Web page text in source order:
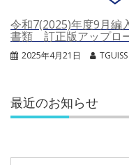
令和7(2025)年度9月編
書類 訂正版アップロ
2025年4月21日 TGUISS
最近のお知らせ